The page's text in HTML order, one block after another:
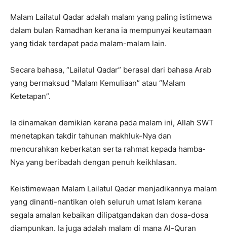
Malam Lailatul Qadar adalah malam yang paling istimewa
dalam bulan Ramadhan kerana ia mempunyai keutamaan
yang tidak terdapat pada malam-malam lain.
Secara bahasa, “Lailatul Qadar” berasal dari bahasa Arab
yang bermaksud “Malam Kemuliaan” atau “Malam
Ketetapan”.
Ia dinamakan demikian kerana pada malam ini, Allah SWT
menetapkan takdir tahunan makhluk-Nya dan
mencurahkan keberkatan serta rahmat kepada hamba-
Nya yang beribadah dengan penuh keikhlasan.
Keistimewaan Malam Lailatul Qadar menjadikannya malam
yang dinanti-nantikan oleh seluruh umat Islam kerana
segala amalan kebaikan dilipatgandakan dan dosa-dosa
diampunkan. Ia juga adalah malam di mana Al-Quran